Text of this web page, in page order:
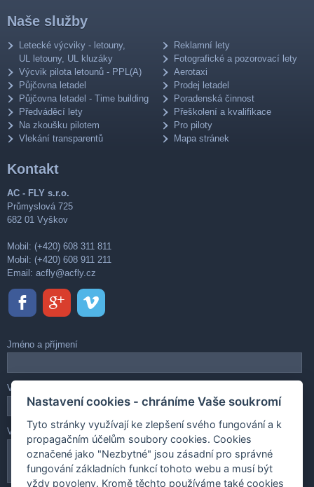
Naše služby
Letecké výcviky - letouny,
UL letouny, UL kluzáky
Výcvik pilota letounů - PPL(A)
Půjčovna letadel
Půjčovna letadel - Time building
Předváděcí lety
Na zkoušku pilotem
Vlekání transparentů
Reklamní lety
Fotografické a pozorovací lety
Aerotaxi
Prodej letadel
Poradenská činnost
Přeškolení a kvalifikace
Pro piloty
Mapa stránek
Kontakt
AC - FLY s.r.o.
Průmyslová 725
682 01 Vyškov
Mobil: (+420) 608 311 811
Mobil: (+420) 608 911 211
Email: acfly@acfly.cz
Jméno a příjmení
Váš e-mail
Vaše zpráva
Nastavení cookies - chráníme Vaše soukromí
Tyto stránky využívají ke zlepšení svého fungování a k
propagačním účelům soubory cookies. Cookies
označené jako "Nezbytné" jsou zásadní pro správné
fungování základních funkcí tohoto webu a musí být
vždy povoleny. Kromě těchto používáme také cookies